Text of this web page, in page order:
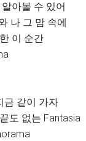
아볼 수 있어
나 그 맘 속에
이 순간
금 같이 가자
도 없는 Fantasia